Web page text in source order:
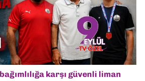
karşı güvenli liman